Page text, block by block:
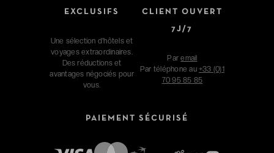
EXCLUSIFS
Une sélection d'hôtels et
voyages extraordinaires.
Des réductions et
avantages négociés pour
vous.
CLIENT OUVERT
7J/7
Paremail
Par téléphone au +33 (0)1
70 95 85 85
PAIEMENT SÉCURISÉ